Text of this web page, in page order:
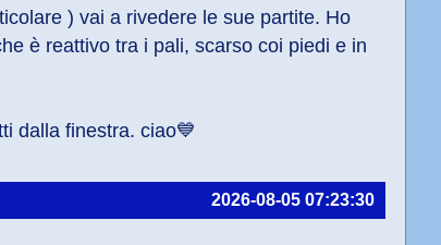
) vai a rivedere le sue partite. Ho
è reattivo tra i pali, scarso coi piedi e in
dalla finestra. ciao💙
2026-08-05 07:23:30